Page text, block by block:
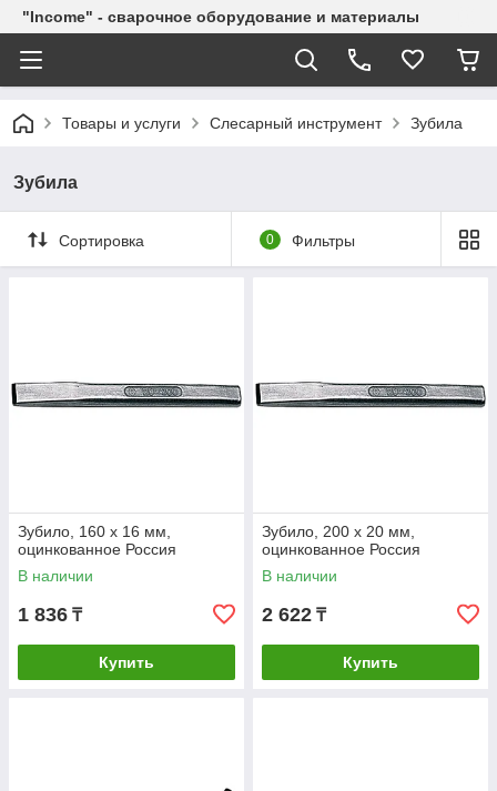
"Income" - сварочное оборудование и материалы
Товары и услуги Слесарный инструмент Зубила
Зубила
Сортировка 0 Фильтры
Зубило, 160 х 16 мм,
оцинкованное Россия
В наличии
1 836 ₸
Купить
Зубило, 200 х 20 мм,
оцинкованное Россия
В наличии
2 622 ₸
Купить